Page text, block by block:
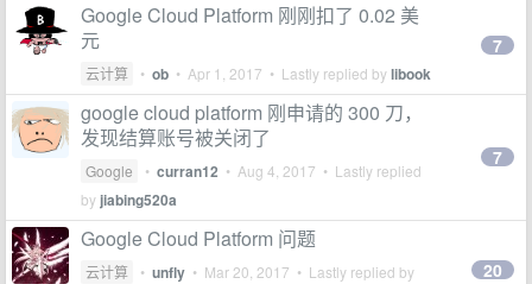
Google Cloud Platform 刚刚扣了 0.02 美
元
云计算 • ob • Apr 1, 2017 • Lastly replied bylibook
7
google cloud platform 刚申请的 300 刀，
发现结算账号被关闭了
Google • curran12 • Aug 4, 2017 • Lastly replied
by jiabing520a
7
Google Cloud Platform 问题
云计算 • unfly • Mar 20, 2017 • Lastly replied by 20